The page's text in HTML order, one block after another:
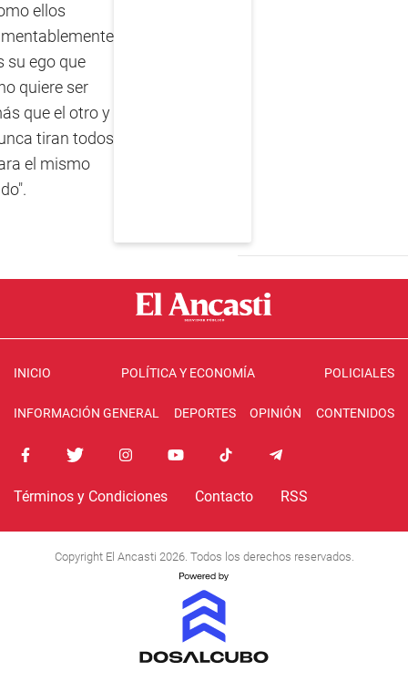
ellos
su ego que
quiere ser
que el otro y
tiran todos
el mismo
INICIO POLÍTICA Y ECONOMÍA POLICIALES
INFORMACIÓN GENERAL DEPORTES OPINIÓN CONTENIDOS
Términos y Condiciones Contacto RSS
Copyright El Ancasti 2026. Todos los derechos reservados.